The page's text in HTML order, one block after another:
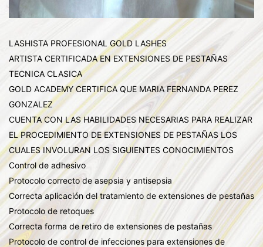
LASHISTA PROFESIONAL GOLD LASHES
ARTISTA CERTIFICADA EN EXTENSIONES DE PESTAÑAS
TECNICA CLASICA
GOLD ACADEMY CERTIFICA QUE MARIA FERNANDA PEREZ
GONZALEZ
CUENTA CON LAS HABILIDADES NECESARIAS PARA REALIZAR
EL PROCEDIMIENTO DE EXTENSIONES DE PESTAÑAS LOS
CUALES INVOLURAN LOS SIGUIENTES CONOCIMIENTOS
Control de adhesivo
Protocolo correcto de asepsia y antisepsia
Correcta aplicación del tratamiento de extensiones de pestañas
Protocolo de retoques
Correcta forma de retiro de extensiones de pestañas
Protocolo de control de infecciones para extensiones de